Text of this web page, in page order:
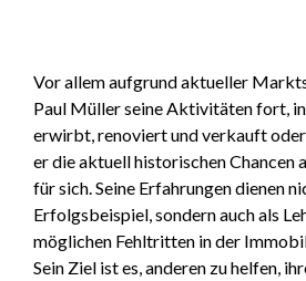
Vor allem aufgrund aktueller
Paul Müller seine Aktivitäten fort,
erwirbt, renoviert und verkauft
er die aktuell historischen
für sich. Seine Erfahrungen dienen
Erfolgsbeispiel, sondern auch als
möglichen Fehltritten in der
Sein Ziel ist es, anderen zu helfen,